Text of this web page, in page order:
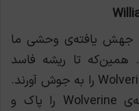
جهش یافته‌ی وحشی ما
همین‌که تا ریشه فاسد
باشند کفایت می‌کند که خون Wolverine را به جوش آورند.
ویلیام شخصی است که حافظه‌ی Wolverine را پاک و